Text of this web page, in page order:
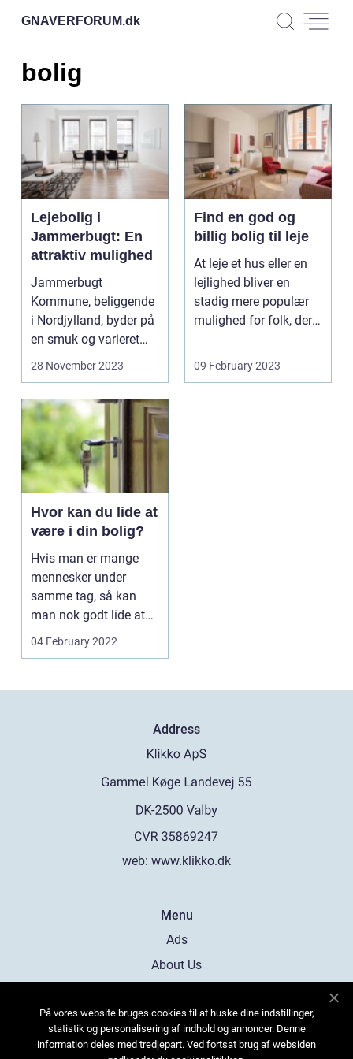
GNAVERFORUM.dk
bolig
Lejebolig i
Jammerbugt: En
attraktiv mulighed
Jammerbugt
Kommune, beliggende
i Nordjylland, byder på
en smuk og varieret
natur samt et levende
28 November 2023
Find en god og
billig bolig til leje
At leje et hus eller en
lejlighed bliver en
stadig mere populær
mulighed for folk, der
09 February 2023
Hvor kan du lide at
være i din bolig?
Hvis man er mange
mennesker under
samme tag, så kan
man nok godt lide at
trække sig tilbage til
04 February 2022
Address
web: www.klikko.dk
Menu
Ads
About Us
Contact
Sitemap
På vores website bruges cookies til at huske dine indstillinger,
statistik og personalisering af indhold og annoncer. Denne
information deles med tredjepart. Ved fortsat brug af websiden